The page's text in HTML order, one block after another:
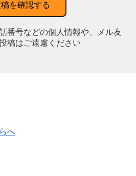
を確認する
番号などの個人情報や、メル友
稿はご遠慮ください
へ